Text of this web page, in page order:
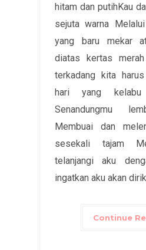
hitam dan putihKau
sejuta warna
yang baru mekar
diatas kertas
terkadang kita
hari yang
Senandungmu
Membuai dan
sesekali tajam
telanjangi aku
ingatkan aku akan
Continue